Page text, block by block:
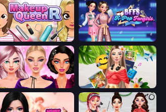
Make Up Queen R BFFs K-Pop Fangirls
New Year Makeup Trends Travel with Me: ASMR Edition